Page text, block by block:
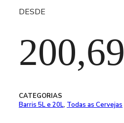
DESDE
200,69
CATEGORIAS
Barris 5L e 20L, Todas as Cervejas